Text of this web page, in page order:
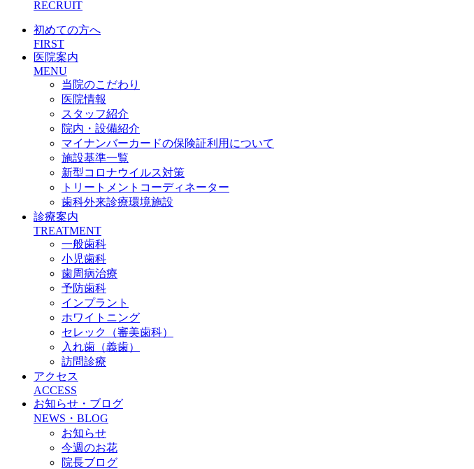
RECRUIT
初めての方へ
FIRST
医院案内
MENU
当院のこだわり
医院情報
スタッフ紹介
院内・設備紹介
マイナンバーカードの保険証利用について
施設基準一覧
新型コロナウイルス対策
トリートメントコーディネーター
歯科外来診療環境施設
診療案内
TREATMENT
一般歯科
小児歯科
歯周病治療
予防歯科
インプラント
ホワイトニング
セレック（審美歯科）
入れ歯（義歯）
訪問診療
アクセス
ACCESS
お知らせ・ブログ
NEWS・BLOG
お知らせ
今週のお花
院長ブログ